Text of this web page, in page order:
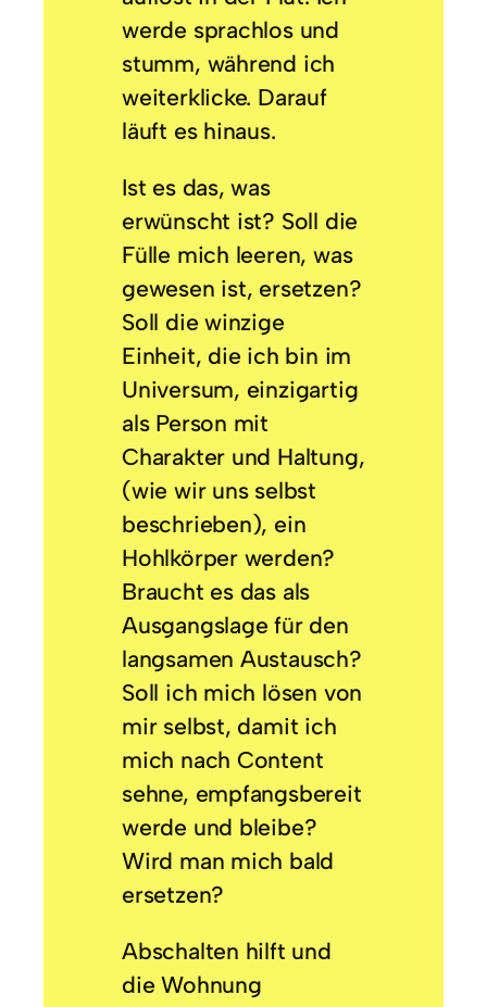
werde sprachlos und
stumm, während ich
weiterklicke. Darauf
läuft es hinaus.
Ist es das, was
erwünscht ist? Soll die
Fülle mich leeren, was
gewesen ist, ersetzen?
Soll die winzige
Einheit, die ich bin im
Universum, einzigartig
als Person mit
Charakter und Haltung,
(wie wir uns selbst
beschrieben), ein
Hohlkörper werden?
Braucht es das als
Ausgangslage für den
langsamen Austausch?
Soll ich mich lösen von
mir selbst, damit ich
mich nach Content
sehne, empfangsbereit
werde und bleibe?
Wird man mich bald
ersetzen?
Abschalten hilft und
die Wohnung